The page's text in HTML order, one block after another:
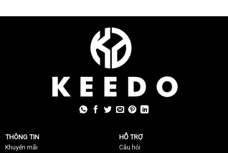
THÔNG TIN
Khuyến mãi
HỖ TRỢ
Câu hỏi